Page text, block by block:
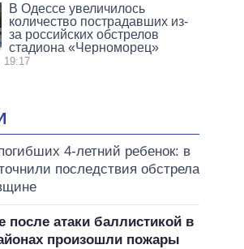
В Одессе увеличилось
количество пострадавших из-
за российских обстрелов
стадиона «Черноморец»
19:17
4-летний ребенок: в
последствия обстрела
после атаки баллистикой в
произошли пожары